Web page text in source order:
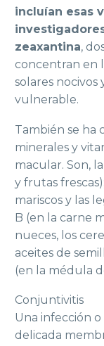
incluían esas
zeaxantina,
concentran en
solares nocivos
vulnerable.
También se ha
minerales y
macular. Son,
y frutas
mariscos y las
B (en la carne
nueces, los
aceites de
(en la médula
Conjuntivitis
Una infección
delicada